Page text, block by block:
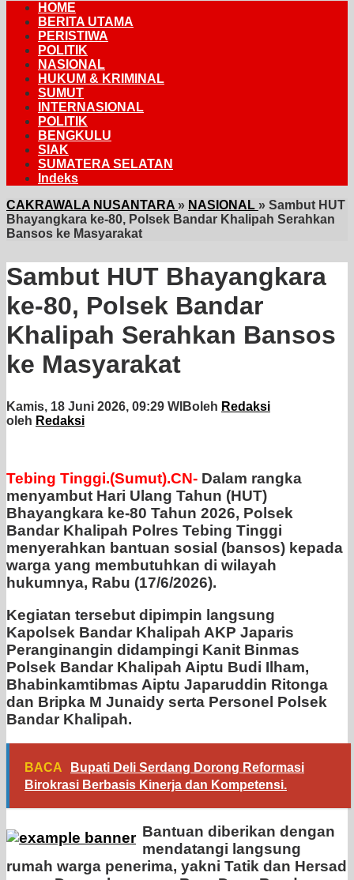
HOME
BERITA UTAMA
PERISTIWA
POLITIK
NASIONAL
HUKUM & KRIMINAL
SUMUT
INTERNASIONAL
POLITIK
BENGKULU
SIAK
SUMATERA SELATAN
Indeks
CAKRAWALA NUSANTARA » NASIONAL » Sambut HUT
Bhayangkara ke-80, Polsek Bandar Khalipah Serahkan
Bansos ke Masyarakat
Sambut HUT Bhayangkara
ke-80, Polsek Bandar
Khalipah Serahkan Bansos
ke Masyarakat
Kamis, 18 Juni 2026, 09:29 WIBoleh Redaksi
oleh Redaksi
Tebing Tinggi.(Sumut).CN- Dalam rangka
menyambut Hari Ulang Tahun (HUT)
Bhayangkara ke-80 Tahun 2026, Polsek
Bandar Khalipah Polres Tebing Tinggi
menyerahkan bantuan sosial (bansos) kepada
warga yang membutuhkan di wilayah
hukumnya, Rabu (17/6/2026).
Kegiatan tersebut dipimpin langsung
Kapolsek Bandar Khalipah AKP Japaris
Peranginangin didampingi Kanit Binmas
Polsek Bandar Khalipah Aiptu Budi Ilham,
Bhabinkamtibmas Aiptu Japaruddin Ritonga
dan Bripka M Junaidy serta Personel Polsek
Bandar Khalipah.
BACA
Bupati Deli Serdang Dorong Reformasi
Birokrasi Berbasis Kinerja dan Kompetensi.
Bantuan diberikan dengan
mendatangi langsung
rumah warga penerima, yakni Tatik dan Hersad